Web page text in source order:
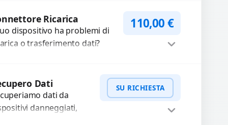
o sostituiamo
difettose con
PreventivoRicarica
dispositivo ha problemi di
o trasferimento dati?
allentati, danneggiati,...
110,00€
Dati
dati da
danneggiati,
SU RICHIESTA